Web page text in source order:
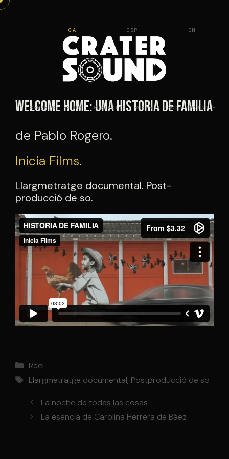
Vés
SERVEIS ESTUDI PORTFOLIO ROGER BLASCO CONTACTE
CA ESP EN
Welcome home: una historia de familia
de Pablo Rogero.
Inicia Films.
Llargmetratge documental. Post-
producció de so.
Categories
Reel
Etiquetes
Llargmetratge documental, Postproducció de so
La noche de todas las cosas
La esencia de Carolina Herrera de Báez